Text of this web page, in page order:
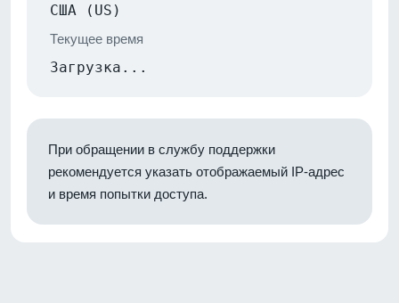
США (US)
Текущее время
Загрузка...
При обращении в службу поддержки
рекомендуется указать отображаемый IP-адрес
и время попытки доступа.